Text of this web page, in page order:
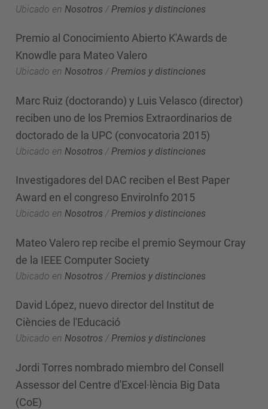
Ubicado en Nosotros / Premios y distinciones
Premio al Conocimiento Abierto K'Awards de
Knowdle para Mateo Valero
Ubicado en Nosotros /Premios y distinciones
Marc Ruiz (doctorando) y Luis Velasco (director)
reciben uno de los Premios Extraordinarios de
doctorado de la UPC (convocatoria 2015)
Ubicado en Nosotros / Premios y distinciones
Investigadores del DAC reciben el Best Paper
Award en el congreso EnviroInfo 2015
Ubicado en Nosotros /Premios y distinciones
Mateo Valero rep recibe el premio Seymour Cray
de la IEEE Computer Society
Ubicado en Nosotros / Premios y distinciones
David López, nuevo director del Institut de
Ciències de l'Educació
Ubicado en Nosotros /Premios y distinciones
Jordi Torres nombrado miembro del Consell
Assessor del Centre d'Excel·lència Big Data
(CoE)